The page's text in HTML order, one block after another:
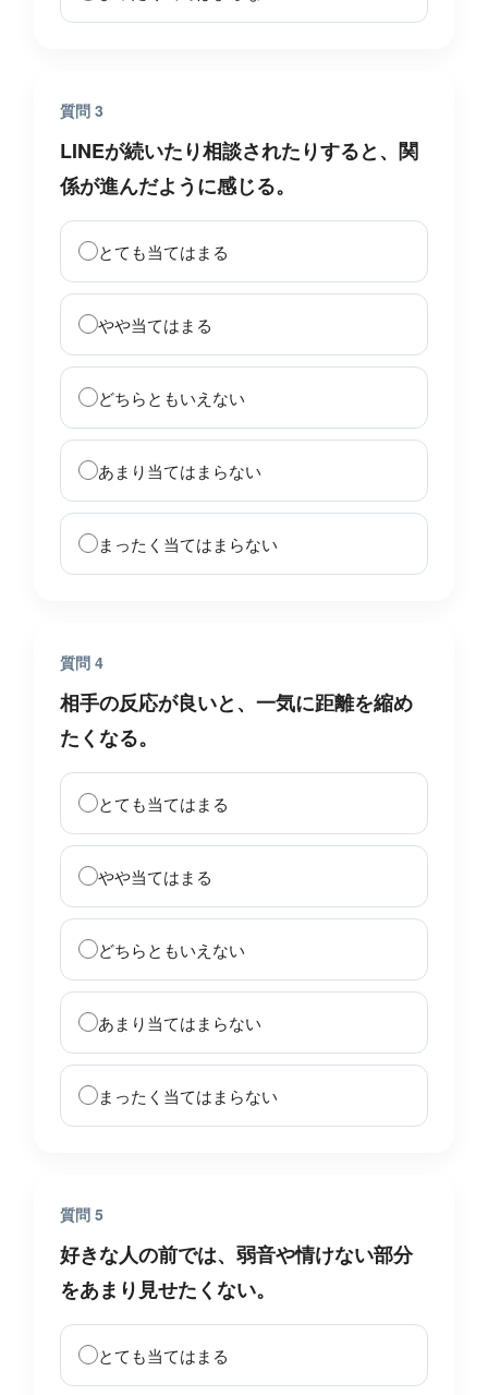
質問 3
LINEが続いたり相談されたりすると、関
係が進んだように感じる。
とても当てはまる
やや当てはまる
どちらともいえない
あまり当てはまらない
まったく当てはまらない
質問 4
相手の反応が良いと、一気に距離を縮め
たくなる。
とても当てはまる
やや当てはまる
どちらともいえない
あまり当てはまらない
まったく当てはまらない
質問 5
好きな人の前では、弱音や情けない部分
をあまり見せたくない。
とても当てはまる